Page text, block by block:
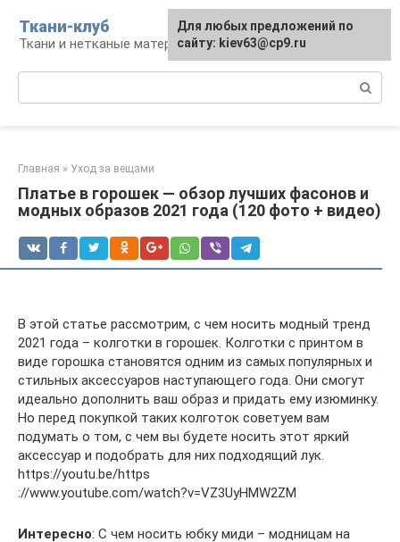
контенту
Ткани-клуб
Ткани и нетканые материалы
Главная » Уход за вещами
Платье в горошек — обзор лучших фасонов и
модных образов 2021 года (120 фото + видео)
В этой статье рассмотрим, с чем носить модный тренд
2021 года – колготки в горошек. Колготки с принтом в
виде горошка становятся одним из самых популярных и
стильных аксессуаров наступающего года. Они смогут
идеально дополнить ваш образ и придать ему изюминку.
Но перед покупкой таких колготок советуем вам
подумать о том, с чем вы будете носить этот яркий
аксессуар и подобрать для них подходящий лук.
https://youtu.be/https
://www.youtube.com/watch?v=VZ3UyHMW2ZM
Интересно: С чем носить юбку миди – модницам на
Для любых предложений по
сайту: kiev63@cp9.ru